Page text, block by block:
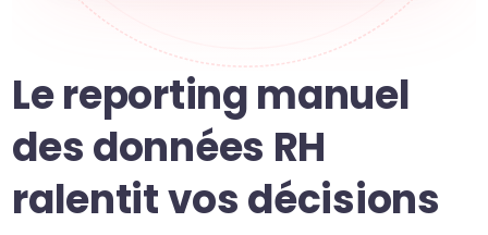
Le reporting manuel
des données RH
ralentit vos décisions